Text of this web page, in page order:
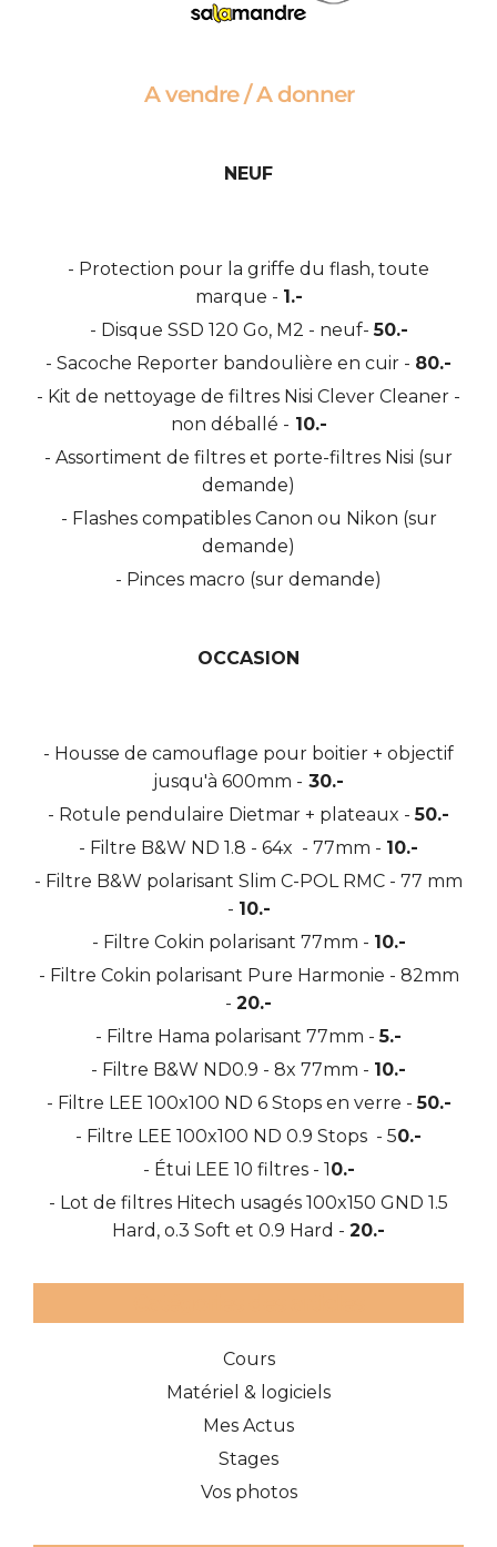
A vendre / A donner
NEUF
- Protection pour la griffe du flash, toute
marque - 1.-
- Disque SSD 120 Go, M2 - neuf-50.-
- Sacoche Reporter bandoulière en cuir - 80.-
- Kit de nettoyage de filtres Nisi Clever Cleaner -
non déballé - 10.-
- Assortiment de filtres et porte-filtres Nisi (sur
demande)
- Flashes compatibles Canon ou Nikon (sur
demande)
- Pinces macro (sur demande)
OCCASION
- Housse de camouflage pour boitier + objectif
jusqu'à 600mm - 30.-
- Rotule pendulaire Dietmar + plateaux -50.-
- Filtre B&W ND 1.8 - 64x - 77mm - 10.-
- Filtre B&W polarisant Slim C-POL RMC - 77 mm
- 10.-
- Filtre Cokin polarisant 77mm - 10.-
- Filtre Cokin polarisant Pure Harmonie - 82mm
- 20.-
- Filtre Hama polarisant 77mm -5.-
- Filtre B&W ND0.9 - 8x 77mm - 10.-
- Filtre LEE 100x100 ND 6 Stops en verre -50.-
- Filtre LEE 100x100 ND 0.9 Stops - 50.-
- Étui LEE 10 filtres - 1 0.-
- Lot de filtres Hitech usagés 100x150 GND 1.5
Hard, o.3 Soft et 0.9 Hard - 20.-
Cours
Matériel & logiciels
Mes Actus
Stages
Vos photos